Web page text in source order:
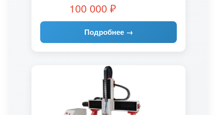
100 000 ₽
Подробнее →